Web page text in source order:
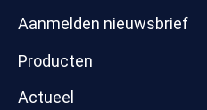
Aanmelden nieuwsbrief
Producten
Actueel